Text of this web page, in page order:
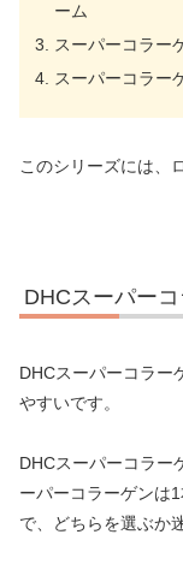
ーム
スーパーコラー
スーパーコラー
このシリーズには、
DHCスーパー
DHCスーパーコラー
やすいです。
DHCスーパーコラー
ーパーコラーゲンは
で、どちらを選ぶか